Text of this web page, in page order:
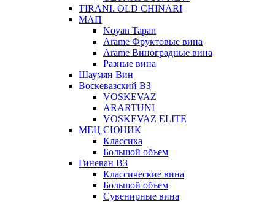
TIRANI. OLD CHINARI
МАП
Noyan Tapan
Arame Фруктовые вина
Arame Виноградные вина
Разные вина
Шаумян Вин
Воскевазский ВЗ
VOSKEVAZ
ARARTUNI
VOSKEVAZ ELITE
МЕЦ СЮНИК
Классика
Большой объем
Гиневан ВЗ
Классические вина
Большой объем
Сувенирные вина